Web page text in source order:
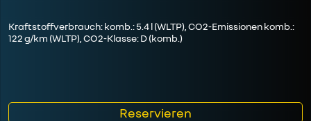
Kraftstoffverbrauch: komb.: 5.4 l (WLTP), CO2-Emissionen komb.:
122 g/km (WLTP), CO2-Klasse: D (komb.)
Reservieren